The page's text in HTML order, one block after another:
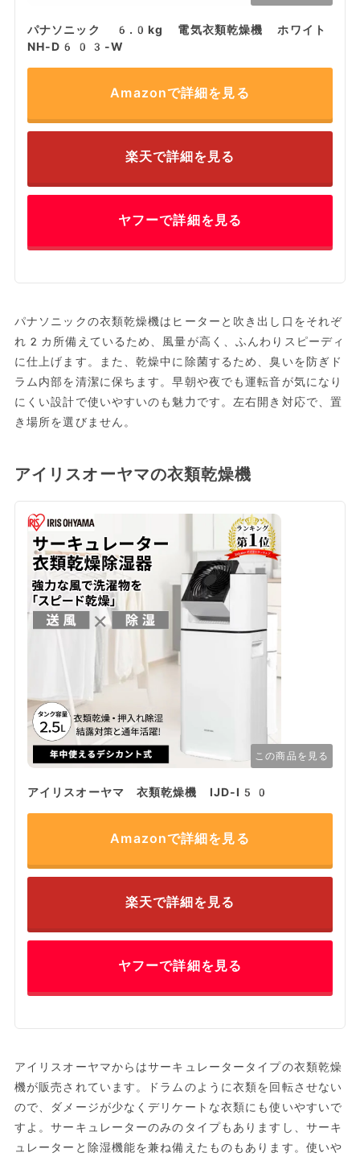
パナソニック 6.0kg 電気衣類乾燥機 ホワイト
NH-D603-W
Amazonで詳細を見る
楽天で詳細を見る
ヤフーで詳細を見る
パナソニックの衣類乾燥機はヒーターと吹き出し口をそれぞ
れ2カ所備えているため、風量が高く、ふんわりスピーディ
に仕上げます。また、乾燥中に除菌するため、臭いを防ぎド
ラム内部を清潔に保ちます。早朝や夜でも運転音が気になり
にくい設計で使いやすいのも魅力です。左右開き対応で、置
き場所を選びません。
アイリスオーヤマの衣類乾燥機
この商品を見る
アイリスオーヤマ 衣類乾燥機 IJD-I50
Amazonで詳細を見る
楽天で詳細を見る
ヤフーで詳細を見る
アイリスオーヤマからはサーキュレータータイプの衣類乾燥
機が販売されています。ドラムのように衣類を回転させない
ので、ダメージが少なくデリケートな衣類にも使いやすいで
すよ。サーキュレーターのみのタイプもありますし、サーキ
ュレーターと除湿機能を兼ね備えたものもあります。使いや